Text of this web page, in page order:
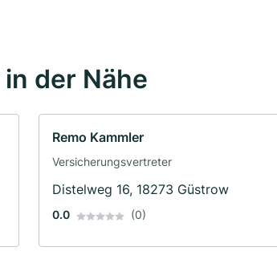
der Nähe
Remo Kammler
Versicherungsvertreter
Distelweg 16, 18273 Güstrow
0.0 (0)